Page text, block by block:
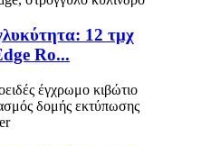
12 τμχ
Ro...